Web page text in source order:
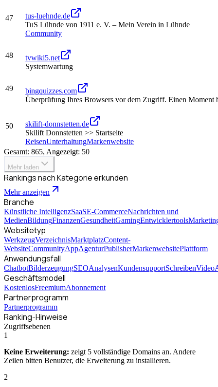
47
tus-luehnde.de
TuS Lühnde von 1911 e. V. – Mein Verein in Lühnde
Community
48
tvwiki5.net
Systemwartung
49
bingquizzes.com
Überprüfung Ihres Browsers vor dem Zugriff. Einen Moment
50
skilift-donnstetten.de
Skilift Donnstetten >> Startseite
ReisenUnterhaltungMarkenwebsite
Gesamt: 865, Angezeigt: 50
Mehr laden
Rankings nach Kategorie erkunden
Mehr anzeigen
Branche
Künstliche IntelligenzSaaSE-CommerceNachrichten und
MedienBildungFinanzenGesundheitGamingEntwicklertools
Websitetyp
WerkzeugVerzeichnisMarktplatzContent-
WebsiteCommunityAppAgenturPublisherMarkenwebsitePlattform
Anwendungsfall
ChatbotBilderzeugungSEOAnalysenKundensupportSchreibenVideo
Geschäftsmodell
KostenlosFreemiumAbonnement
Partnerprogramm
Partnerprogramm
Ranking-Hinweise
Zugriffsebenen
1
Keine Erweiterung: zeigt 5 vollständige Domains an. Andere
Zeilen bitten Benutzer, die Erweiterung zu installieren.
2